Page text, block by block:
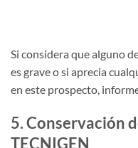
Si considera que alguno
es grave o si aprecia
en este prospecto,
5. Conservación
TECNIGEN